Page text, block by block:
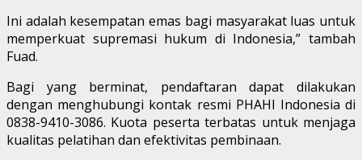
Ini adalah kesempatan emas bagi masyarakat luas untuk
memperkuat supremasi hukum di Indonesia,” tambah
Fuad.
Bagi yang berminat, pendaftaran dapat dilakukan
dengan menghubungi kontak resmi PHAHI Indonesia di
0838-9410-3086. Kuota peserta terbatas untuk menjaga
kualitas pelatihan dan efektivitas pembinaan.